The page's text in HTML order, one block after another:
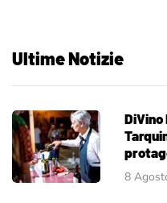
Ultime Notizie
8